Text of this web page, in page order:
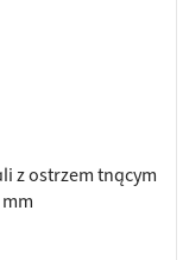
z ostrzem tnącym